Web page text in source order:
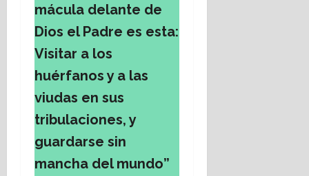
mácula delante de
Dios el Padre es esta:
Visitar a los
huérfanos y a las
viudas en sus
tribulaciones, y
guardarse sin
mancha del mundo”